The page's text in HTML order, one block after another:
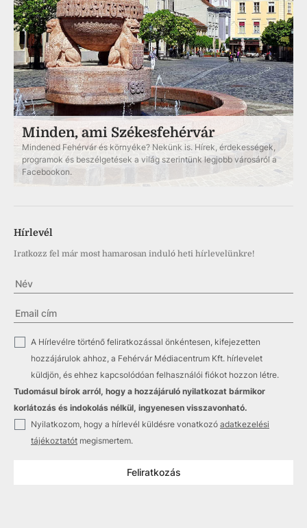
Minden, ami Székesfehérvár
Mindened Fehérvár és környéke? Nekünk is. Hírek, érdekességek,
programok és beszélgetések a világ szerintünk legjobb városáról a
Facebookon.
Hírlevél
Iratkozz fel már most hamarosan induló heti hírlevelünkre!
✓
A Hírlevélre történő feliratkozással önkéntesen, kifejezetten
hozzájárulok ahhoz, a Fehérvár Médiacentrum Kft. hírlevelet
küldjön, és ehhez kapcsolódóan felhasználói fiókot hozzon létre.
Tudomásul bírok arról, hogy a hozzájáruló nyilatkozat bármikor
korlátozás és indokolás nélkül, ingyenesen visszavonható.
✓ Nyilatkozom, hogy a hírlevél küldésre vonatkozó adatkezelési
tájékoztatót megismertem.
Feliratkozás